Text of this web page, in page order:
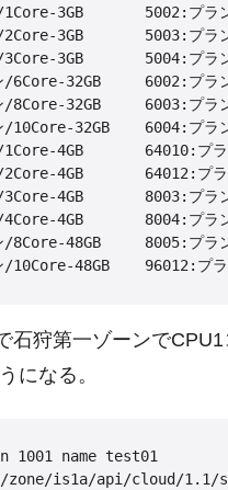
3GB       5002:プラ
3GB       5003:プラ
3GB       5004:プラ
/6Core-32GB     6002:プラ
8Core-32GB     6003:プラ
32GB    6004:プラ
4GB       64010:プラ
4GB       64012:プラ
4GB       8003:プラ
4GB       8004:プラ
8Core-48GB     8005:プラ
狩第一ゾーンでCPU1
になる。
1001 name test01
is1a/api/cloud/1.1/